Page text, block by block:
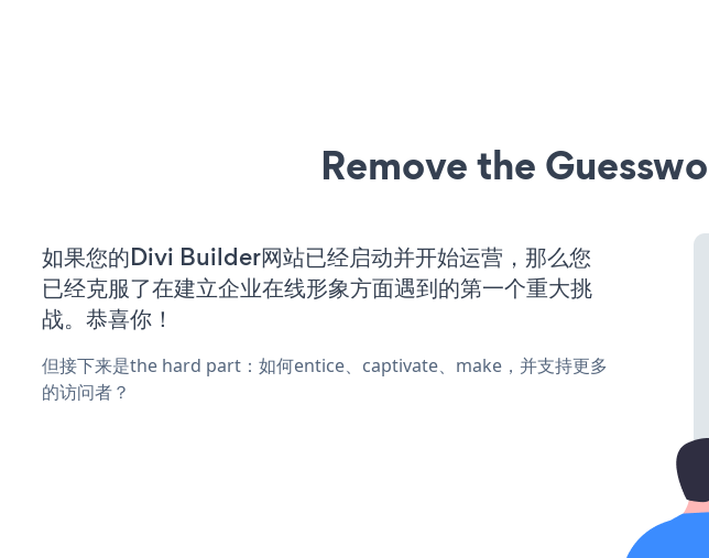
Remove the
如果您的Divi Builder网站已经启动并开始运营，那么您
已经克服了在建立企业在线形象方面遇到的第一个重大挑
战。恭喜你！
但接下来是the hard part：如何entice、captivate、make，并支持更多
的访问者？